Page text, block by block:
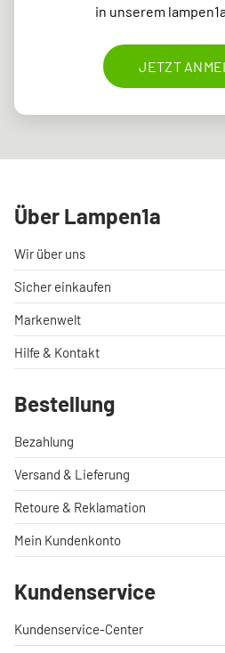
in unserem
JETZT
Über Lampen1a
Wir über uns
Sicher einkaufen
Markenwelt
Hilfe & Kontakt
Bestellung
Bezahlung
Versand & Lieferung
Retoure & Reklamation
Mein Kundenkonto
Kundenservice
Kundenservice-Center